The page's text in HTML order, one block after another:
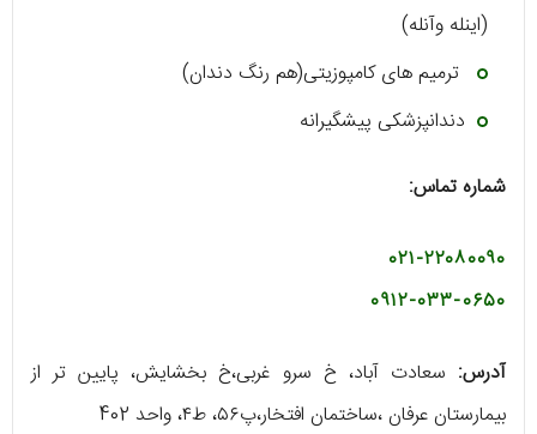
(اینله وآنله)
ترمیم های کامپوزیتی(هم رنگ دندان)
دندانپزشکی پیشگیرانه
شماره تماس:
۰۲۱-۲۲۰۸۰۰۹۰
۰۹۱۲-۰۳۳-۰۶۵۰
آدرس: سعادت آباد، خ سرو غربی،خ بخشایش، پایین تر از
بیمارستان عرفان ،ساختمان افتخار،پ۵۶، ط۴، واحد 402